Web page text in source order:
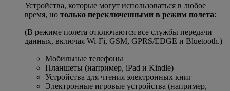
Устройства, которые могут использоваться в любое
время, но только переключенными в режим полета:
(В режиме полета отключаются все службы передачи
данных, включая Wi-Fi, GSM, GPRS/EDGE и Bluetooth.)
Мобильные телефоны
Планшеты (например, iPad и Kindle)
Устройства для чтения электронных книг
Электронные игровые устройства (например,